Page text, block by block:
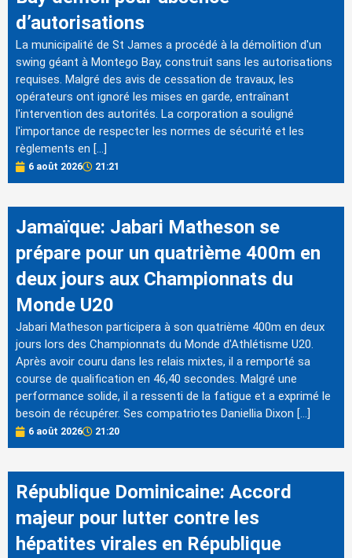
d’autorisations
La municipalité de St James a procédé à la démolition d'un
swing géant à Montego Bay, construit sans les autorisations
requises. Malgré des avis de cessation de travaux, les
opérateurs ont ignoré les mises en garde, entraînant
l'intervention des autorités. La corporation a souligné
l'importance de respecter les normes de sécurité et les
règlements en […]
6 août 2026 21:21
Jamaïque: Jabari Matheson se
prépare pour un quatrième 400m en
deux jours aux Championnats du
Monde U20
Jabari Matheson participera à son quatrième 400m en deux
jours lors des Championnats du Monde d'Athlétisme U20.
Après avoir couru dans les relais mixtes, il a remporté sa
course de qualification en 46,40 secondes. Malgré une
performance solide, il a ressenti de la fatigue et a exprimé le
besoin de récupérer. Ses compatriotes Daniellia Dixon […]
6 août 2026 21:20
République Dominicaine: Accord
majeur pour lutter contre les
hépatites virales en République